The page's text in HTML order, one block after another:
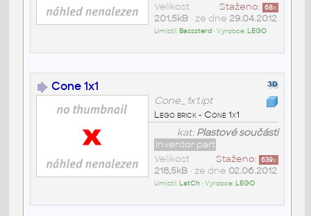
Staženo: 68x
Velikost
201,5kB• ze dne 29.04.2012
Umístil: Basssterd • Výrobce: LEGO
Cone 1x1
Cone_1x1.ipt
Lego brick - Cone 1x1
kat:Plastové součásti
Inventor part
Staženo: 639x
Velikost
218,5kB• ze dne 02.06.2012
Umístil: LatCh• Výrobce: LEGO